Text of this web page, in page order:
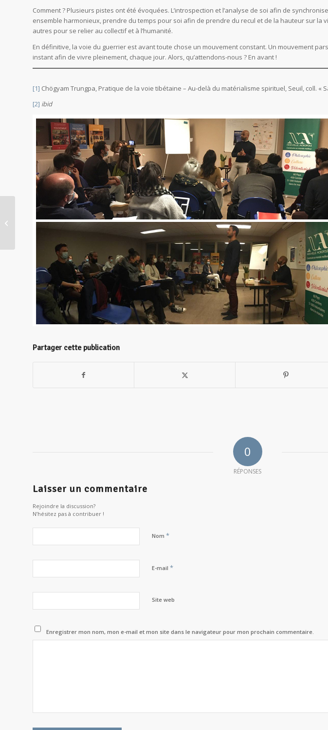
Comment ? Plusieurs pistes ont été évoquées. L’introspection et l’analyse de soi afin de
ensemble harmonieux, prendre du temps pour soi afin de prendre du recul et de la hauteur sur la
autres pour se relier au collectif et à l’humanité.
En définitive, la voie du guerrier est avant toute chose un mouvement constant. Un mouvement
instant afin de vivre pleinement, chaque jour. Alors, qu’attendons-nous ? En avant !
[1] Chögyam Trungpa, Pratique de la voie tibétaine – Au-delà du matérialisme spirituel, Seuil, coll. «
[2] ibid
Partager cette publication
0
RÉPONSES
Laisser un commentaire
Rejoindre la discussion?
N’hésitez pas à contribuer !
Nom *
E-mail *
Site web
Enregistrer mon nom, mon e-mail et mon site dans le navigateur pour mon prochain commentaire.
Philosophie et mythologie